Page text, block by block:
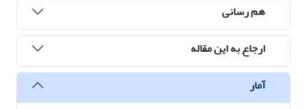
هم رسانی
ارجاع به این مقاله
آمار